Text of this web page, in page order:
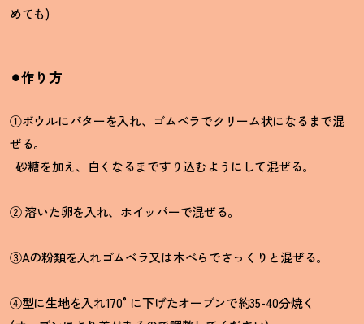
めても)
⚫︎作り方
①ボウルにバターを入れ、ゴムベラでクリーム状になるまで混
ぜる。
砂糖を加え、白くなるまですり込むようにして混ぜる。
②溶いた卵を入れ、ホイッパーで混ぜる。
③Aの粉類を入れゴムベラ又は木べらでさっくりと混ぜる。
④型に生地を入れ170° に下げたオーブンで約35-40分焼く